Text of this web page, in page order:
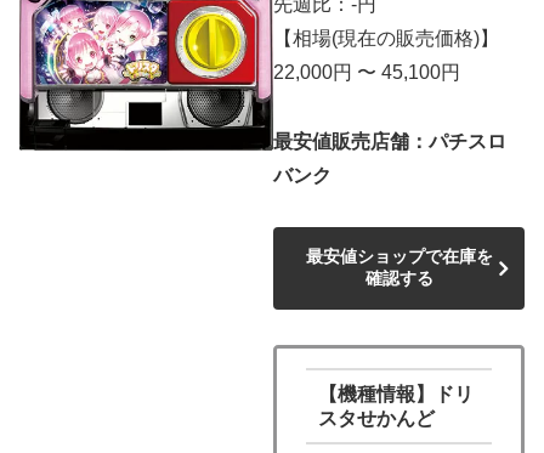
【相場(現在の販売価格)】
22,000円 〜 45,100円
最安値販売店舗：パチスロ
バンク
最安値ショップで在庫を
確認する
【機種情報】ドリ
スタせかんど